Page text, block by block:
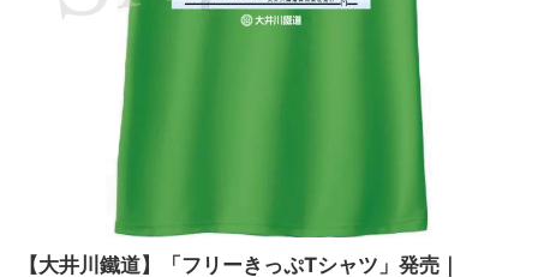
【大井川鐵道】「フリーきっぷTシャツ」発売｜